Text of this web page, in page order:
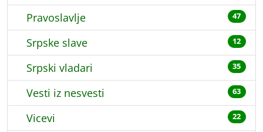
Pravoslavlje 47
Srpske slave 12
Srpski vladari 35
Vesti iz nesvesti 63
Vicevi 22